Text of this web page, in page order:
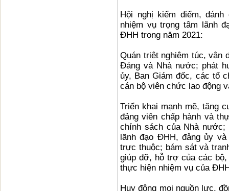
Hội nghị kiểm điểm,
nhiệm vụ trọng tâm lãnh
ĐHH trong năm 2021:
Quán triệt nghiêm túc, vận
Đảng và Nhà nước; phát
ủy, Ban Giám đốc, các tổ
cán bộ viên chức lao động
Triển khai mạnh mẽ, tăng
đảng viên chấp hành và
chính sách của Nhà
lãnh đạo ĐHH, đảng ủy
trực thuộc; bám sát và
giúp đỡ, hỗ trợ của các bộ,
thực hiện nhiệm vụ của
Huy động mọi nguồn lực,